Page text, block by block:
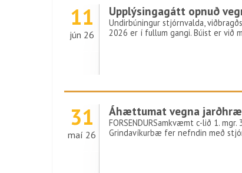
11
jún 26
Upplýsingagátt opnuð
Undirbúningur stjórnvalda,
2026 er í fullum gangi. Búist er við
31
maí 26
Áhættumat vegna
FORSENDURSamkvæmt c-lið 1.
Grindavíkurbæ fer nefndin með